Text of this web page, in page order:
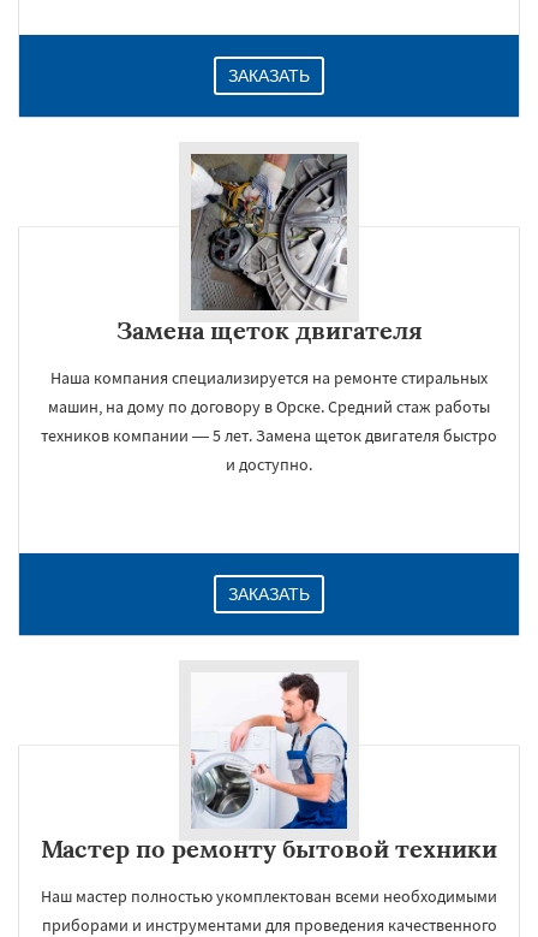
ЗАКАЗАТЬ
Замена щеток двигателя
Наша компания специализируется на ремонте стиральных
машин, на дому по договору в Орске. Средний стаж работы
техников компании — 5 лет. Замена щеток двигателя быстро
и доступно.
ЗАКАЗАТЬ
Мастер по ремонту бытовой техники
Наш мастер полностью укомплектован всеми необходимыми
приборами и инструментами для проведения качественного